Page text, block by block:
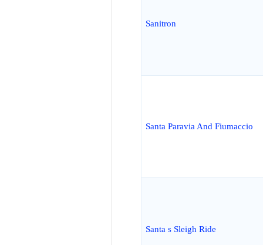
Sanitron
Santa Paravia And Fiumaccio
Santa s Sleigh Ride